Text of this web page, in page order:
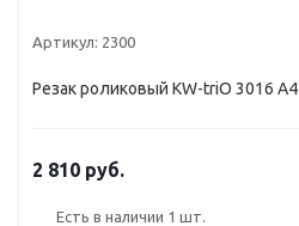
Артикул: 2300
Резак роликовый KW-triO 3016 A4
2 810 руб.
Есть в наличии 1 шт.